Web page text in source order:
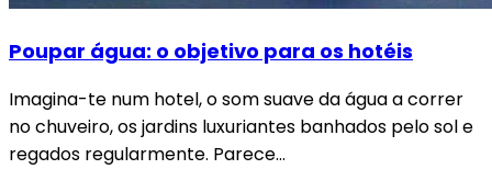
Poupar água: o objetivo para os hotéis
Imagina-te num hotel, o som suave da água a correr
no chuveiro, os jardins luxuriantes banhados pelo sol e
regados regularmente. Parece…